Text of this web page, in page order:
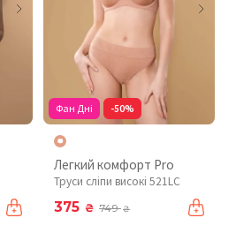
Фан Дні -50%
Легкий комфорт Pro
Труси сліпи високі 521LC
375 ₴ 749₴